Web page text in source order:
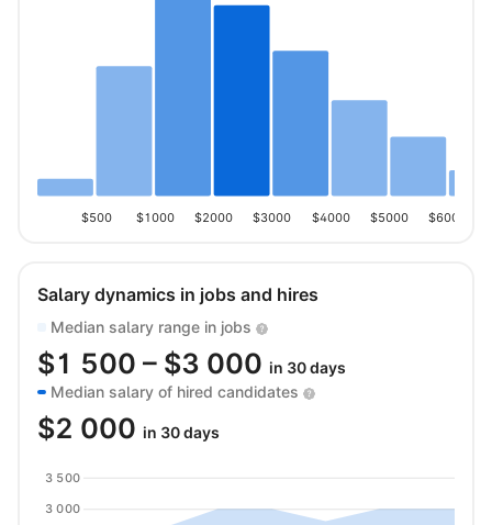
$500 $1000 $2000 $3000 $4000 $5000 $6000
Salary dynamics in jobs and hires
Median salary range in jobs
$1 500 – $3 000 in 30 days
Median salary of hired candidates
$2 000 in 30 days
3 000
3 500